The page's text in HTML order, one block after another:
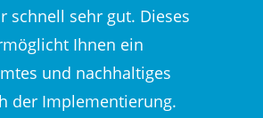
schnell sehr gut. Dieses
Ihnen ein
und nachhaltiges
der Implementierung.